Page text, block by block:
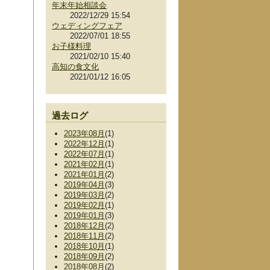
年末年始相談会
2022/12/29 15:54
ウェディングフェア
2022/07/01 18:55
お子様料理
2021/02/10 15:40
高知の食文化
2021/01/12 16:05
過去ログ
2023年08月 (1)
2022年12月 (1)
2022年07月 (1)
2021年02月 (1)
2021年01月 (2)
2019年04月 (3)
2019年03月 (2)
2019年02月 (1)
2019年01月 (3)
2018年12月 (2)
2018年11月 (2)
2018年10月 (1)
2018年09月 (2)
2018年08月 (2)